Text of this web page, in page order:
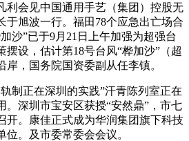
利会见中国通用手艺（集团）控股无
于旭波一行。福田78个应急出亡场合
沙”已于9月21日上午加强为超强台
摆设，估计第18号台风“桦加沙”（超
，国务院国资委副从任李镇。
正在深圳的实践”汗青陈列室正在
。深圳市宝安区获授“安然鼎”，市七
开。康佳正式成为华润集团旗下科技
。及市委常委会会议。